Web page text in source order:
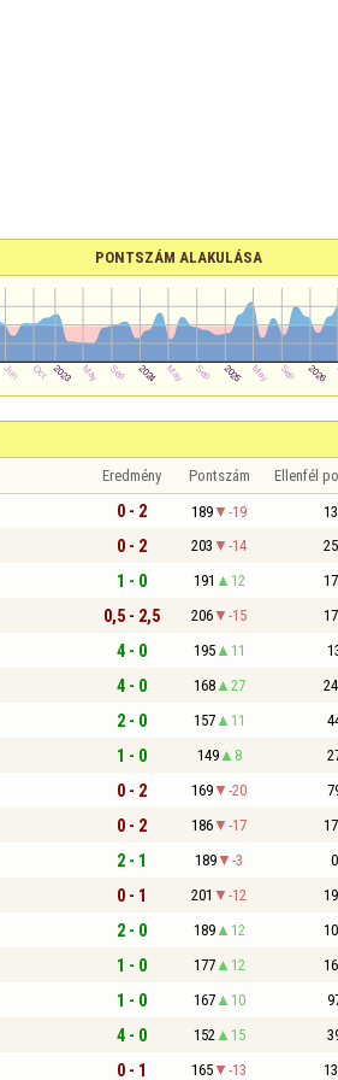
PONTSZÁM ALAKULÁSA
Eredmény Pontszám Ellenfél
0 - 2 189 -19
0 - 2 203 -14
1 - 0 191 12
0,5 - 2,5 206 -15
4 - 0 195 11
4 - 0 168 27
2 - 0 157 11
1 - 0 149 8
0 - 2 169 -20
0 - 2 186 -17
2 - 1 189 -3 0
0 - 1 201 -12
2 - 0 189 12
1 - 0 177 12
1 - 0 167 10
4 - 0 152 15
0 - 1 165 -13